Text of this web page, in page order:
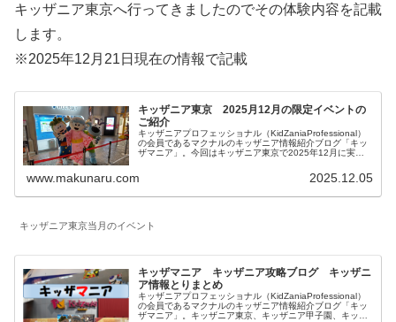
キッザニア東京へ行ってきましたのでその体験内容を記載
します。
※2025年12月21日現在の情報で記載
キッザニア東京 2025月12月の限定イベントの
ご紹介
キッザニアプロフェッショナル（KidZaniaProfessional）
の会員であるマクナルのキッザニア情報紹介ブログ「キッ
ザマニア」。今回はキッザニア東京で2025年12月に実施
www.makunaru.com 2025.12.05
キッザニア東京当月のイベント
キッザマニア キッザニア攻略ブログ キッザニ
ア情報とりまとめ
キッザニアプロフェッショナル（KidZaniaProfessional）
の会員であるマクナルのキッザニア情報紹介ブログ「キッ
ザマニア」。キッザニア東京、キッザニア甲子園、キッザ